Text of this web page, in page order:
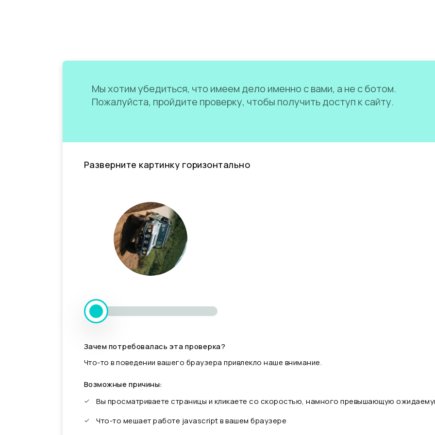
Мы хотим убедиться, что имеем дело именно с вами, а не с ботом.
Пожалуйста, пройдите проверку, чтобы получить доступ к сайту.
Разверните картинку горизонтально
Зачем потребовалась эта проверка?
Что-то в поведении вашего браузера привлекло наше внимание.
Возможные причины:
Вы просматриваете страницы и кликаете со скоростью, намного превышающую
Что-то мешает работе javascript в вашем браузере